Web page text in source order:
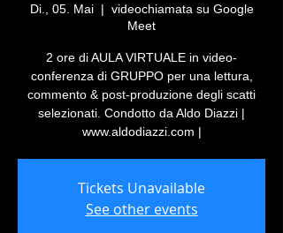
Di., 05. Mai
  |
videochiamata su Google
Meet
2 ore di AULA VIRTUALE in video-
conferenza di GRUPPO per una lettura,
commento & post-produzione degli scatti
selezionati. Condotto da Aldo Diazzi |
www.aldodiazzi.com |
Tickets Unavailable
See other events